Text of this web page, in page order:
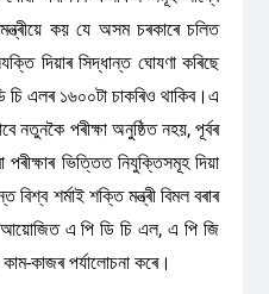
কয় যে অসম চৰকাৰে চলিত
দিয়াৰ সিদ্ধান্ত ঘোযণা কৰিছে
এলৰ ১৬০০টা চাকৰিও থাকিব।এ
নতুনকৈ পৰীক্ষা অনুষ্ঠিত নহয়, পূৰ্বৰ
পৰীক্ষাৰ ভিত্তিত নিযুক্তিসমূহ দিয়া
শৰ্মাই শক্তি মন্ত্ৰী বিমল বৰাৰ
আয়োজিত এ পি ডি চি এল, এ পি জি
কাজৰ পৰ্যালোচনা কৰে।